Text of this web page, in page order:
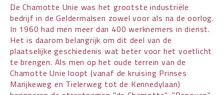
De Chamotte Unie was het grootste industriële
bedrijf in de Geldermalsen zowel voor als na de oorlog.
In 1960 had men meer dan 400 werknemers in dienst.
Het is daarom belangrijk om dit deel van de
plaatselijke geschiedenis wat beter voor het voetlicht
te brengen. Als men op het oude terrein van de
Chamotte Unie loopt (vanaf de kruising Prinses
Marijkeweg en Tielerweg tot de Kennedylaan)